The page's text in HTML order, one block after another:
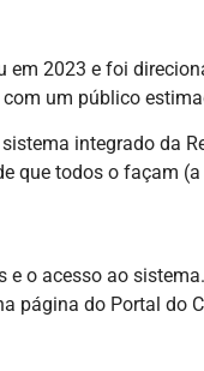
em 2023 e foi
um público
integrado da
que todos o façam
o acesso ao
página do Portal do